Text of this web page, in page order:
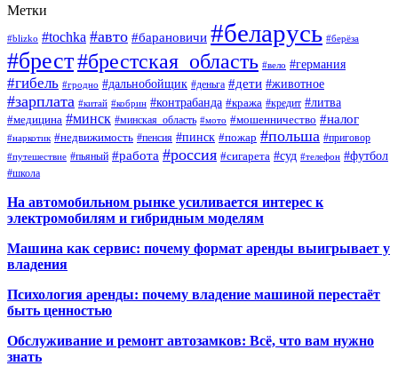
Метки
#blizko #tochka #авто #барановичи #беларусь #берёза
#брест#брестская_область #вело #германия
#гибель #гродно #дальнобойщик #деньга #дети #животное
#зарплата #китай #кобрин #контрабанда #кража #кредит #литва
#медицина #минск #минская_область #мото #мошенничество #налог
#наркотик #недвижимость #пенсия #пинск #пожар #польша #приговор
#путешествие #пьяный #работа #россия #сигарета #суд #телефон #футбол
#школа
На автомобильном рынке усиливается интерес к
электромобилям и гибридным моделям
Машина как сервис: почему формат аренды выигрывает у
владения
Психология аренды: почему владение машиной перестаёт
быть ценностью
Обслуживание и ремонт автозамков: Всё, что вам нужно
знать